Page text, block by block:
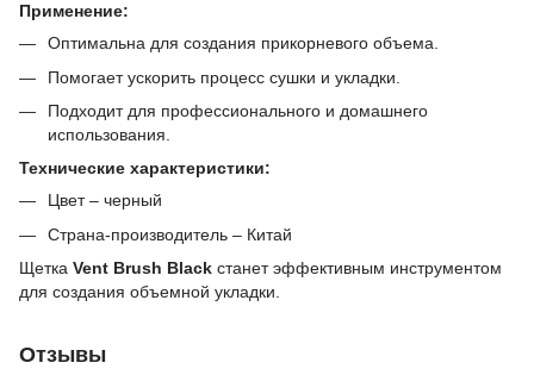
Применение:
Оптимальна для создания прикорневого объема.
Помогает ускорить процесс сушки и укладки.
Подходит для профессионального и домашнего
использования.
Технические характеристики:
Цвет – черный
Страна-производитель – Китай
Щетка Vent Brush Black станет эффективным инструментом
для создания объемной укладки.
Отзывы